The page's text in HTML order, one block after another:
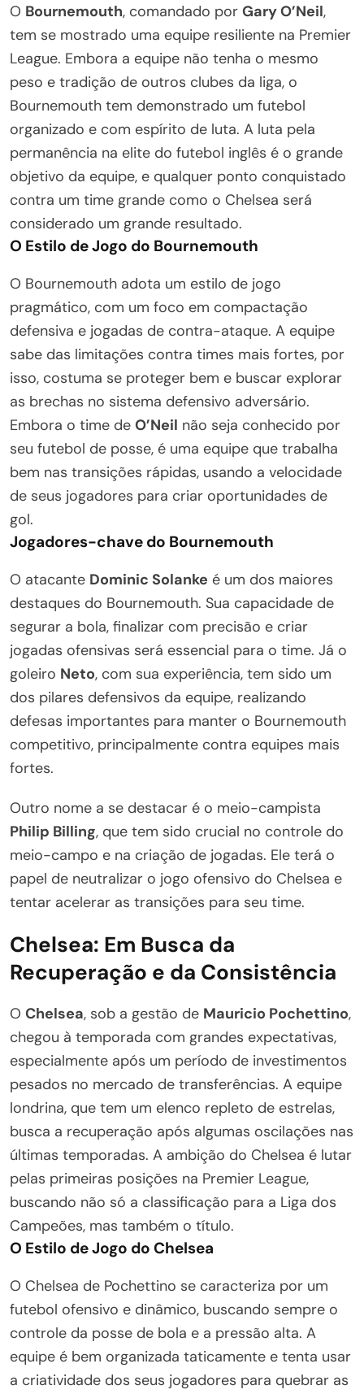
O Bournemouth, comandado por Gary O’Neil,
tem se mostrado uma equipe resiliente na Premier
League. Embora a equipe não tenha o mesmo
peso e tradição de outros clubes da liga, o
Bournemouth tem demonstrado um futebol
organizado e com espírito de luta. A luta pela
permanência na elite do futebol inglês é o grande
objetivo da equipe, e qualquer ponto conquistado
contra um time grande como o Chelsea será
considerado um grande resultado.
O Estilo de Jogo do Bournemouth
O Bournemouth adota um estilo de jogo
pragmático, com um foco em compactação
defensiva e jogadas de contra-ataque. A equipe
sabe das limitações contra times mais fortes, por
isso, costuma se proteger bem e buscar explorar
as brechas no sistema defensivo adversário.
Embora o time de O’Neil não seja conhecido por
seu futebol de posse, é uma equipe que trabalha
bem nas transições rápidas, usando a velocidade
de seus jogadores para criar oportunidades de
gol.
Jogadores-chave do Bournemouth
O atacante Dominic Solanke é um dos maiores
destaques do Bournemouth. Sua capacidade de
segurar a bola, finalizar com precisão e criar
jogadas ofensivas será essencial para o time. Já o
goleiro Neto, com sua experiência, tem sido um
dos pilares defensivos da equipe, realizando
defesas importantes para manter o Bournemouth
competitivo, principalmente contra equipes mais
fortes.
Outro nome a se destacar é o meio-campista
Philip Billing, que tem sido crucial no controle do
meio-campo e na criação de jogadas. Ele terá o
papel de neutralizar o jogo ofensivo do Chelsea e
tentar acelerar as transições para seu time.
Chelsea: Em Busca da
Recuperação e da Consistência
O Chelsea, sob a gestão de Mauricio Pochettino,
chegou à temporada com grandes expectativas,
especialmente após um período de investimentos
pesados no mercado de transferências. A equipe
londrina, que tem um elenco repleto de estrelas,
busca a recuperação após algumas oscilações nas
últimas temporadas. A ambição do Chelsea é lutar
pelas primeiras posições na Premier League,
buscando não só a classificação para a Liga dos
Campeões, mas também o título.
O Estilo de Jogo do Chelsea
O Chelsea de Pochettino se caracteriza por um
futebol ofensivo e dinâmico, buscando sempre o
controle da posse de bola e a pressão alta. A
equipe é bem organizada taticamente e tenta usar
a criatividade dos seus jogadores para quebrar as